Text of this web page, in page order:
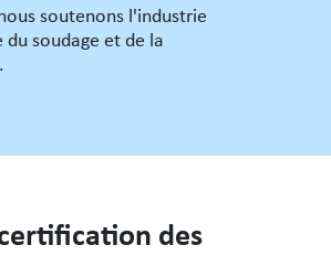
soutenons l'industrie
du soudage et de la
des